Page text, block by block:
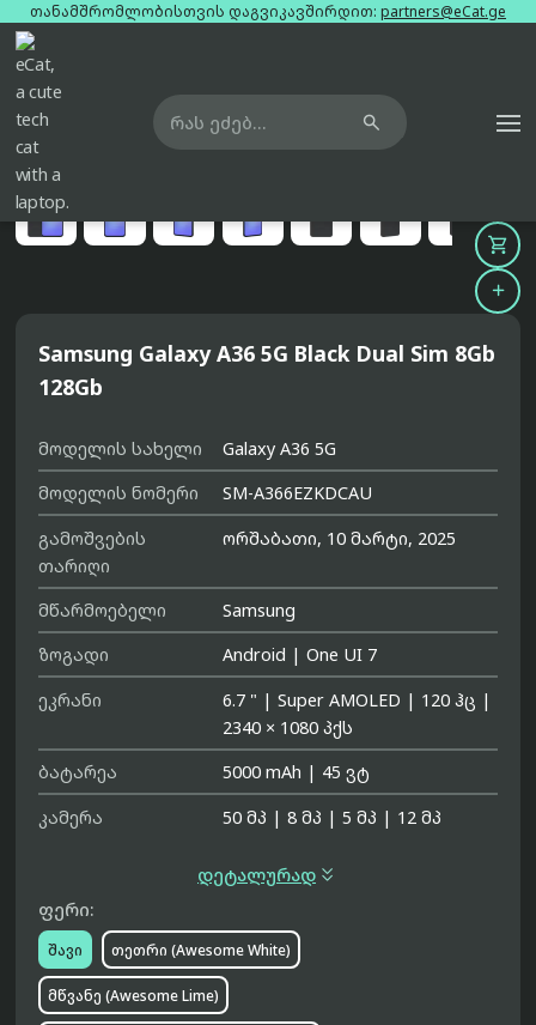
თანამშრომლობისთვის დაგვიკავშირდით: partners@eCat.ge

მთავარი ტელეფონები

Samsung Galaxy A36 5G Black Dual Sim 8Gb
128Gb
მოდელის სახელი
Galaxy A36 5G
მოდელის ნომერი
SM-A366EZKDCAU
გამოშვების
თარიღი
ორშაბათი, 10 მარტი, 2025
მწარმოებელი
Samsung
ზოგადი
Android | One UI 7
ეკრანი
6.7 " | Super AMOLED | 120 ჰც |
2340 × 1080 პქს
ბატარეა
5000 mAh | 45 ვტ
კამერა
50 მპ | 8 მპ | 5 მპ | 12 მპ
დეტალურად 
ფერი:
შავი თეთრი (Awesome White)
მწვანე (Awesome Lime)

